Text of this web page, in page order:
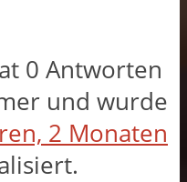
0 Antworten
und wurde
2 Monaten